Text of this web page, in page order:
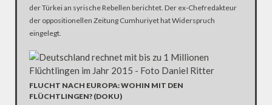
der Türkei an syrische Rebellen berichtet. Der ex-Chefredakteur
der oppositionellen Zeitung Cumhuriyet hat Widerspruch
eingelegt.
FLUCHT NACH EUROPA: WOHIN MIT DEN
FLÜCHTLINGEN? (DOKU)